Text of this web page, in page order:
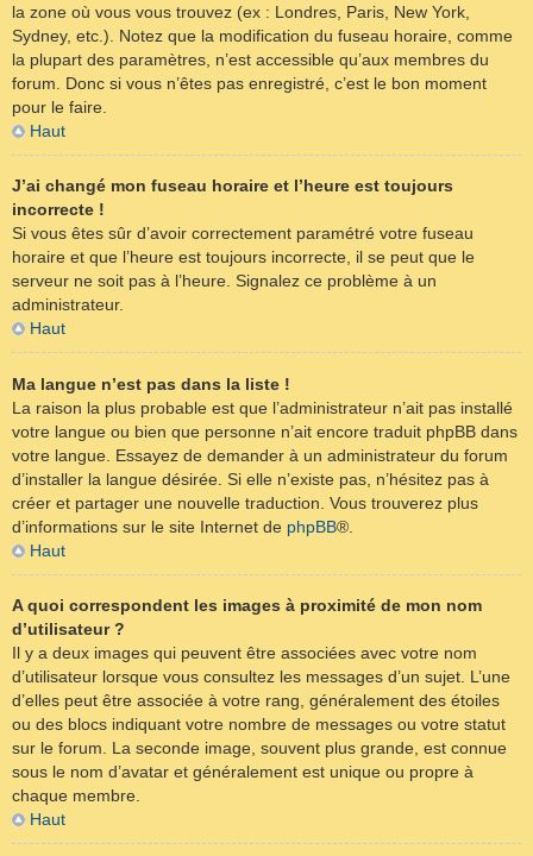
la zone où vous vous trouvez (ex : Londres, Paris, New York,
Sydney, etc.). Notez que la modification du fuseau horaire, comme
la plupart des paramètres, n’est accessible qu’aux membres du
forum. Donc si vous n’êtes pas enregistré, c’est le bon moment
pour le faire.
Haut
J’ai changé mon fuseau horaire et l’heure est toujours
incorrecte !
Si vous êtes sûr d’avoir correctement paramétré votre fuseau
horaire et que l’heure est toujours incorrecte, il se peut que le
serveur ne soit pas à l’heure. Signalez ce problème à un
administrateur.
Haut
Ma langue n’est pas dans la liste !
La raison la plus probable est que l’administrateur n’ait pas installé
votre langue ou bien que personne n’ait encore traduit phpBB dans
votre langue. Essayez de demander à un administrateur du forum
d’installer la langue désirée. Si elle n’existe pas, n’hésitez pas à
créer et partager une nouvelle traduction. Vous trouverez plus
d’informations sur le site Internet de phpBB®.
Haut
A quoi correspondent les images à proximité de mon nom
d’utilisateur ?
Il y a deux images qui peuvent être associées avec votre nom
d’utilisateur lorsque vous consultez les messages d’un sujet. L’une
d’elles peut être associée à votre rang, généralement des étoiles
ou des blocs indiquant votre nombre de messages ou votre statut
sur le forum. La seconde image, souvent plus grande, est connue
sous le nom d’avatar et généralement est unique ou propre à
chaque membre.
Haut